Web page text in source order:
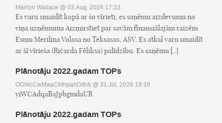
Marilyn Wallace @ 03.Aug, 2026 17:23
Es varu smaidīt kopā ar šo vīrieti, es saņēmu aizdevumu no
viņa uzņēmuma Aizmirstiet par savām finansiālajām raizēm
Esmu Merilina Volasa no Teksasas, ASV. Es atkal varu smaidīt
ar šī vīrieša (Ričarda Fēliksa) palīdzību. Es saņēmu [..]
Plānotāju 2022.gadam TOPs
OOWcCwMaaCMhpahDifnb @ 31.Jūl, 2026 19:39
yiWCAdqaBaJpbgmdaUR
Plānotāju 2022.gadam TOPs